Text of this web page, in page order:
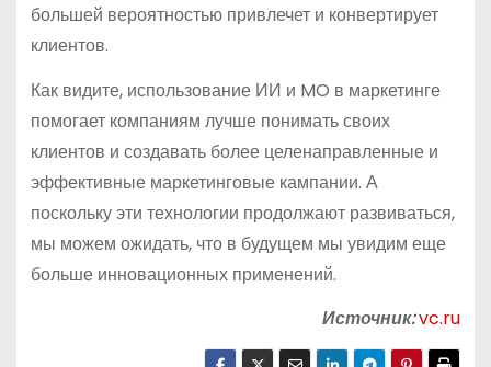
большей вероятностью привлечет и конвертирует
клиентов.
Как видите, использование ИИ и MO в маркетинге
помогает компаниям лучше понимать своих
клиентов и создавать более целенаправленные и
эффективные маркетинговые кампании. А
поскольку эти технологии продолжают развиваться,
мы можем ожидать, что в будущем мы увидим еще
больше инновационных применений.
Источник:vc.ru